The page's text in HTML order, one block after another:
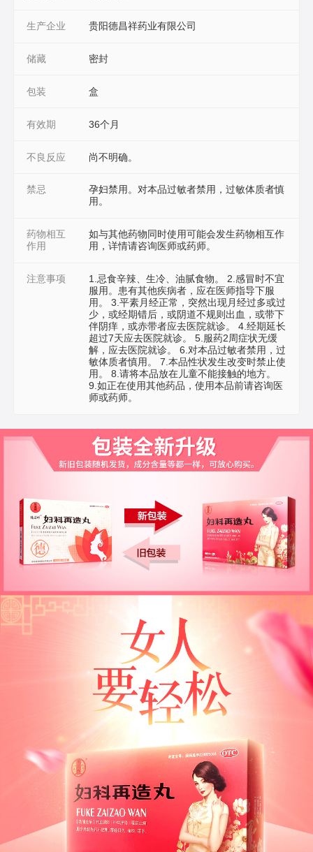
生产企业 贵阳德昌祥药业有限公司
储藏 密封
包装 盒
有效期 36个月
不良反应 尚不明确。
禁忌
孕妇禁用。对本品过敏者禁用，过敏体质者慎
用。
药物相互
作用
如与其他药物同时使用可能会发生药物相互作
用，详情请咨询医师或药师。
注意事项
1.忌食辛辣、生冷、油腻食物。 2.感冒时不宜
服用。患有其他疾病者，应在医师指导下服
用。 3.平素月经正常，突然出现月经过多或过
少，或经期错后，或阴道不规则出血，或带下
伴阴痒，或赤带者应去医院就诊。 4.经期延长
超过7天应去医院就诊。 5.服药2周症状无缓
解，应去医院就诊。 6.对本品过敏者禁用，过
敏体质者慎用。 7.本品性状发生改变时禁止使
用。 8.请将本品放在儿童不能接触的地方。
9.如正在使用其他药品，使用本品前请咨询医
师或药师。